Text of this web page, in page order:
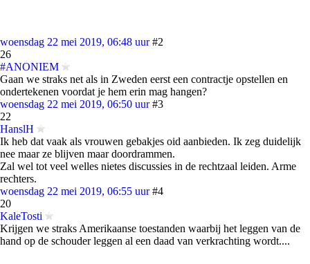
woensdag 22 mei 2019, 06:48 uur #2
26
#ANONIEM
Gaan we straks net als in Zweden eerst een contractje opstellen en
ondertekenen voordat je hem erin mag hangen?
woensdag 22 mei 2019, 06:50 uur #3
22
HanslH
Ik heb dat vaak als vrouwen gebakjes oid aanbieden. Ik zeg duidelijk
nee maar ze blijven maar doordrammen.
Zal wel tot veel welles nietes discussies in de rechtzaal leiden. Arme
rechters.
woensdag 22 mei 2019, 06:55 uur #4
20
KaleTosti
Krijgen we straks Amerikaanse toestanden waarbij het leggen van de
hand op de schouder leggen al een daad van verkrachting wordt....